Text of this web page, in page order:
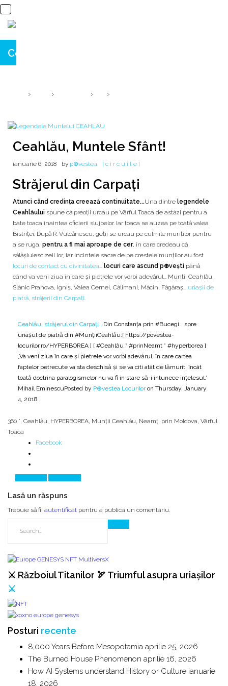
Ceahlău, Muntele Sfânt!
Ceahlău, Muntele Sfânt!
ianuarie 6, 2018 by p⊕vestea [ c i r c u i t e ]
Străjerul din Carpați
Atunci când credința creează continuitate...Una dintre legendele
Ceahlăului spune că preoții urcau pe Vârful Toaca de astăzi pentru a
bate toaca înaintea oficierii slujbelor. Iar toaca se auzea pe toată valea
Bistriței. După R. Vulcănescu, geții se urcau pe culmile munţilor pentru
a se ruga, pentru a fi mai aproape de cer, în care credeau că
sălăşluiesc zeii lor, iar incintele sacre de pe crestele munţilor au fost
locuri de contact cu divinitatea... locuri care ascund p⊕veşti până
când va veni ziua în care şi pietrele vor vorbi adevărul... Munții Ceahlău,
Slănic Prahova, Igniș, Valea Cernei, Călimani, Măcin, Făgăraş... uriașii de
piatră, străjerii din Carpați.
Ceahlău, străjerul din Carpați...Din Constanța prin #Bucegi… spre
uriașul de piatră din #MunțiiCeahlău:[ https://povestea-
locurilor.ro/HYPERBOREA ] [ #Ceahlău * #prinNeamt * #hyperborea ]
„Va veni ziua în care şi pietrele vor vorbi adevărul, în care cartea
faptelor petrecute va sta deschisă şi se va citi atât de lămurit, încât
toată doctrina paralogismelor nu va fi în stare să-i întunece înţelesul.”
Mihail EminescuPosted by P⊕vestea Locuriloron Thursday, January
4, 2018
360 °, Ceahlău, HYPERBOREA, Munții Ceahlău, Neamţ, prin Moldova, Vârful
Toaca
Facebook
Lasă un răspuns
Trebuie să fii autentificat pentru a publica un comentariu.
⚔️ Războiul Titanilor 🏹 Triumful asupra uriașilor
⚔️
Posturi recente
8,000 Years Before Mesopotamia aprilie 25, 2026
The Burned House Phenomenon aprilie 16, 2026
How AI Systems understand History or Culture ianuarie
18, 2026